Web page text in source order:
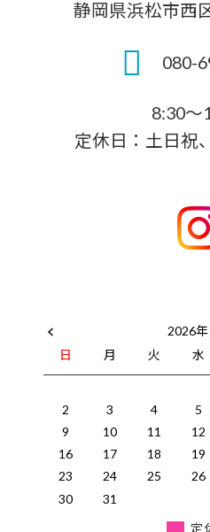
静岡県浜松市西
080-
8:30～
定休日：土日祝
2026年
日
月 火 水
2
3 4 5
9
10 11 12
16
17 18 19
23
24 25 26
30
31
定